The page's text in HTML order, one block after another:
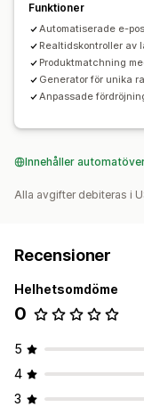
Funktioner
Automatiserade e-
Realtidskontroller av
Produktmatchning
Generator för unika
Anpassade
Innehåller
Alla avgifter debiteras i
Recensioner
Helhetsomdöme
0
5
4
3